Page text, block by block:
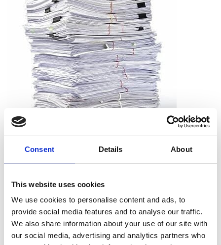
Consent Details About
This website uses cookies
We use cookies to personalise content and ads, to
provide social media features and to analyse our traffic.
We also share information about your use of our site with
our social media, advertising and analytics partners who
Que puis-je déchiqueter ?
d’imprimante. Et vous n’avez pas à vous soucier de retirer les
agrafes, les trombones ou les chemises. Nous acceptons les
documents tels qu’ils sont.